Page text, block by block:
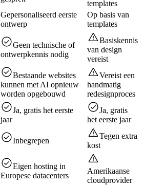
templates
Gepersonaliseerd eerste
ontwerp
Op basis van
templates
Geen technische of
ontwerpkennis nodig
Basiskennis
van design
vereist
Bestaande websites
kunnen met AI opnieuw
worden opgebouwd
Vereist een
handmatig
redesignproces
Ja, gratis het eerste
jaar
Ja, gratis
het eerste jaar
Inbegrepen
Tegen extra
kost
Eigen hosting in
Europese datacenters
Amerikaanse
cloudprovider